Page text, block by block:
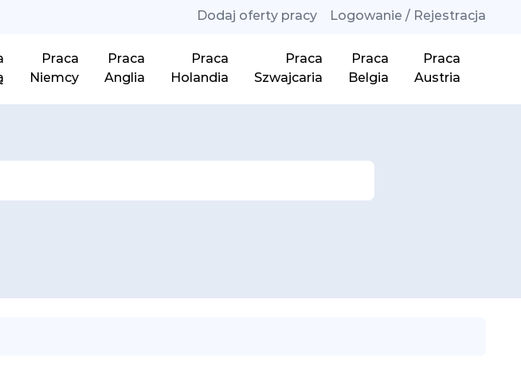
Dodaj oferty pracy Logowanie / Rejestracja
Praca
Niemcy
Praca
Anglia
Praca
Holandia
Praca
Szwajcaria
Praca
Belgia
Praca
Austria